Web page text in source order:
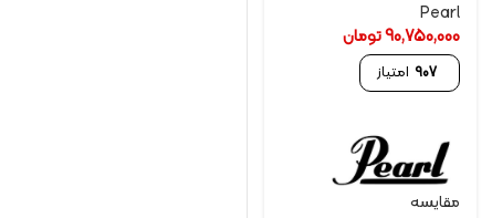
Pearl
90,750,000تومان
907 امتیاز
مقایسه